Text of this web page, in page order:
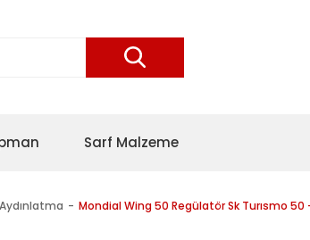
Sarf Malzeme
Mondial Wing 50 Regülatör Sk Turısmo 50